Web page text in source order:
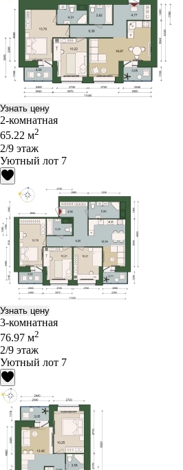
Узнать цену
2-комнатная
65.22 м2
2/9 этаж
Уютный лот 7
Узнать цену
3-комнатная
76.97 м2
2/9 этаж
Уютный лот 7